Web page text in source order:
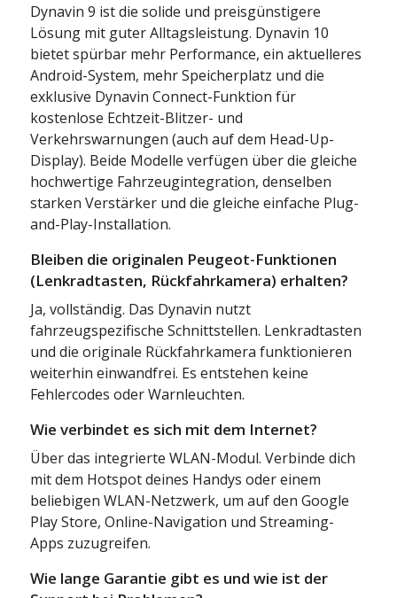
Dynavin 9 ist die solide und preisgünstigere
Lösung mit guter Alltagsleistung. Dynavin 10
bietet spürbar mehr Performance, ein aktuelleres
Android-System, mehr Speicherplatz und die
exklusive Dynavin Connect-Funktion für
kostenlose Echtzeit-Blitzer- und
Verkehrswarnungen (auch auf dem Head-Up-
Display). Beide Modelle verfügen über die gleiche
hochwertige Fahrzeugintegration, denselben
starken Verstärker und die gleiche einfache Plug-
and-Play-Installation.
Bleiben die originalen Peugeot-Funktionen
(Lenkradtasten, Rückfahrkamera) erhalten?
Ja, vollständig. Das Dynavin nutzt
fahrzeugspezifische Schnittstellen. Lenkradtasten
und die originale Rückfahrkamera funktionieren
weiterhin einwandfrei. Es entstehen keine
Fehlercodes oder Warnleuchten.
Wie verbindet es sich mit dem Internet?
Über das integrierte WLAN-Modul. Verbinde dich
mit dem Hotspot deines Handys oder einem
beliebigen WLAN-Netzwerk, um auf den Google
Play Store, Online-Navigation und Streaming-
Apps zuzugreifen.
Wie lange Garantie gibt es und wie ist der